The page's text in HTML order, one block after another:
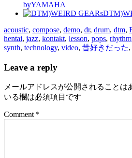
byYAMAHA
acoustic, compose, demo, dr, drum, dtm,
hentai, jazz, kontakt, lesson, pops, rhythm
synth, technology, video, 昔好きだった,
Leave a reply
メールアドレスが公開されることは
いる欄は必須項目です
Comment *